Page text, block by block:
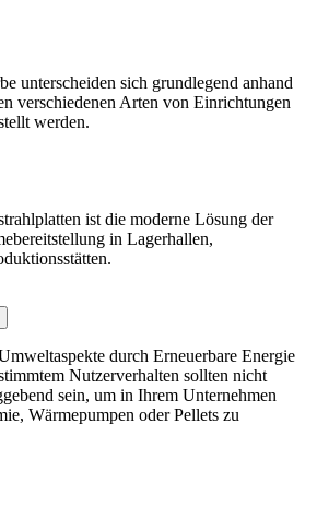
unterscheiden sich grundlegend anhand
verschiedenen Arten von Einrichtungen
werden.
ist die moderne Lösung der
in Lagerhallen,
durch Erneuerbare Energie
Nutzerverhalten sollten nicht
sein, um in Ihrem Unternehmen
Wärmepumpen oder Pellets zu